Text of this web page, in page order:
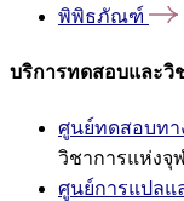
พิพิธภัณฑ์
บริการทดสอบและวิ
ศูนย์ทดสอบทา
วิชาการแห่งจุ
ศูนย์การแปลแ